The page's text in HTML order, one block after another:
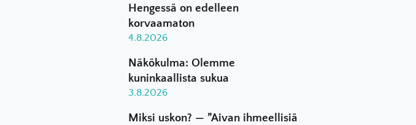
Hengessä on edelleen
korvaamaton
4.8.2026
Näkökulma: Olemme
kuninkaallista sukua
3.8.2026
Miksi uskon? — ”Aivan ihmeellisiä